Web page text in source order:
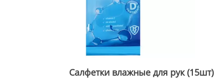
Салфетки влажные для рук (15шт)